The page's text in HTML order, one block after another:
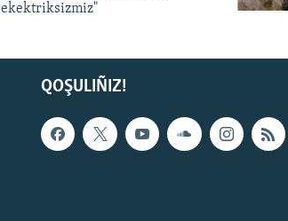
ekektriksizmiz"
QOŞULIÑIZ!